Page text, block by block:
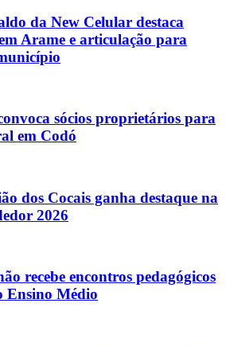
da New Celular destaca
Arame e articulação para
sócios proprietários para
em Codó
dos Cocais ganha destaque na
2026
recebe encontros pedagógicos
Ensino Médio